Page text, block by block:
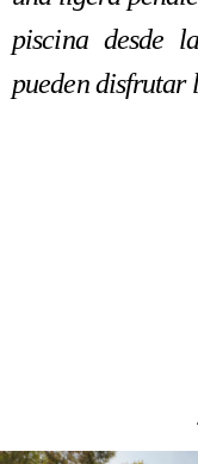
piscina desde
pueden disfrutar